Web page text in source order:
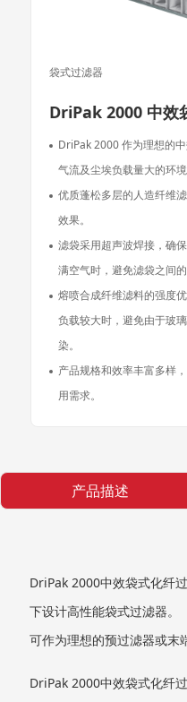
袋式过滤器
DriPak 2000 中效
DriPak 2000 作为理想的
气流及尘埃负载量大的环境
优质蓬松多层的人造纤维
效果。
滤袋采用超声波焊接，确
满空气时，避免滤袋之间的
熔喷合成纤维滤料的强度
负载较大时，避免由于玻
染。
产品规格和效率丰富多样
用需求。
产品描述
DriPak 2000中效袋式化纤
下设计高性能袋式过滤器。
可作为理想的预过滤器或末
DriPak 2000中效袋式化纤